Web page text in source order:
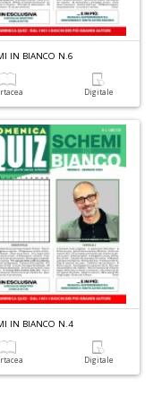
IN BIANCO N.6
Digitale
IN BIANCO N.4
Digitale